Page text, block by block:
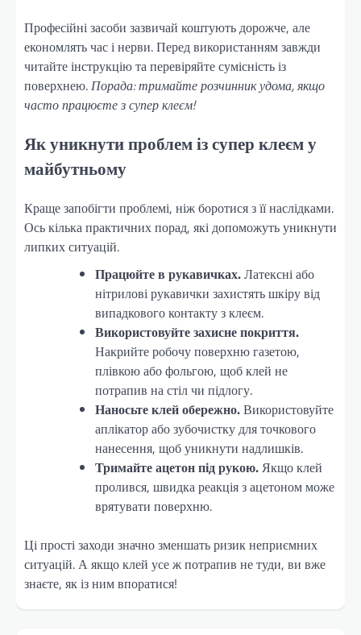
Професійні засоби зазвичай коштують дорожче, але
економлять час і нерви. Перед використанням завжди
читайте інструкцію та перевіряйте сумісність із
поверхнею.Порада: тримайте розчинник удома, якщо
часто працюєте з супер клеєм!
Як уникнути проблем із супер клеєм у
майбутньому
Краще запобігти проблемі, ніж боротися з її наслідками.
Ось кілька практичних порад, які допоможуть уникнути
липких ситуацій.
Працюйте в рукавичках.Латексні або
нітрилові рукавички захистять шкіру від
випадкового контакту з клеєм.
Використовуйте захисне покриття.
Накрийте робочу поверхню газетою,
плівкою або фольгою, щоб клей не
потрапив на стіл чи підлогу.
Наносьте клей обережно.Використовуйте
аплікатор або зубочистку для точкового
нанесення, щоб уникнути надлишків.
Тримайте ацетон під рукою.Якщо клей
пролився, швидка реакція з ацетоном може
врятувати поверхню.
Ці прості заходи значно зменшать ризик неприємних
ситуацій. А якщо клей усе ж потрапив не туди, ви вже
знаєте, як із ним впоратися!